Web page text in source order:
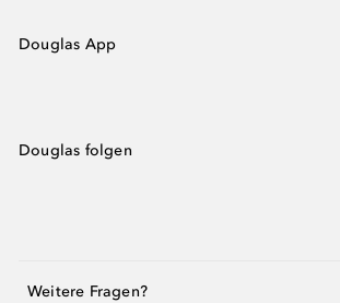
Douglas App
Douglas folgen
Weitere Fragen?